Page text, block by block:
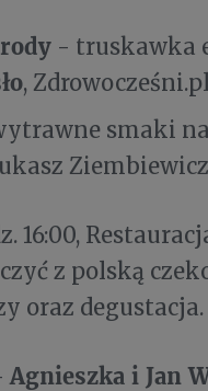
- truskawka
, Zdrowocześni.pl
smaki
Ziembiewicz
16:00,
z polską
oraz degustacja.
Agnieszka i Jan